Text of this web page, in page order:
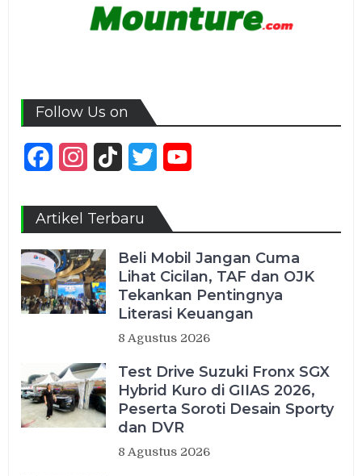
Follow Us on
FacebookInstagram
TikTok Twitter
Artikel Terbaru
Beli Mobil Jangan Cuma
Lihat Cicilan, TAF dan OJK
Tekankan Pentingnya
Literasi Keuangan
8 Agustus 2026
Test Drive Suzuki Fronx SGX
Hybrid Kuro di GIIAS 2026,
Peserta Soroti Desain Sporty
dan DVR
8 Agustus 2026